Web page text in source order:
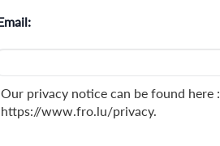
Our privacy notice can be found here :
https://www.fro.lu/privacy.